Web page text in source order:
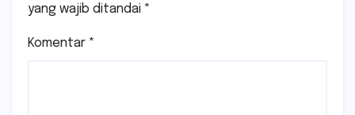
yang wajib ditandai *
Komentar *